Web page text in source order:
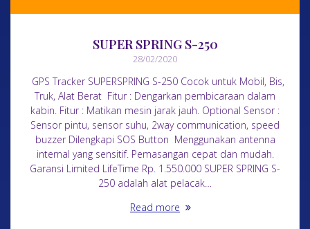
SUPER SPRING S-250
28/02/2020
GPS Tracker SUPERSPRING S-250 Cocok untuk Mobil, Bis,
Truk, Alat Berat Fitur : Dengarkan pembicaraan dalam
kabin. Fitur : Matikan mesin jarak jauh. Optional Sensor :
Sensor pintu, sensor suhu, 2way communication, speed
buzzer Dilengkapi SOS Button Menggunakan antenna
internal yang sensitif. Pemasangan cepat dan mudah.
Garansi Limited LifeTime Rp. 1.550.000 SUPER SPRING S-
250 adalah alat pelacak…
Read more